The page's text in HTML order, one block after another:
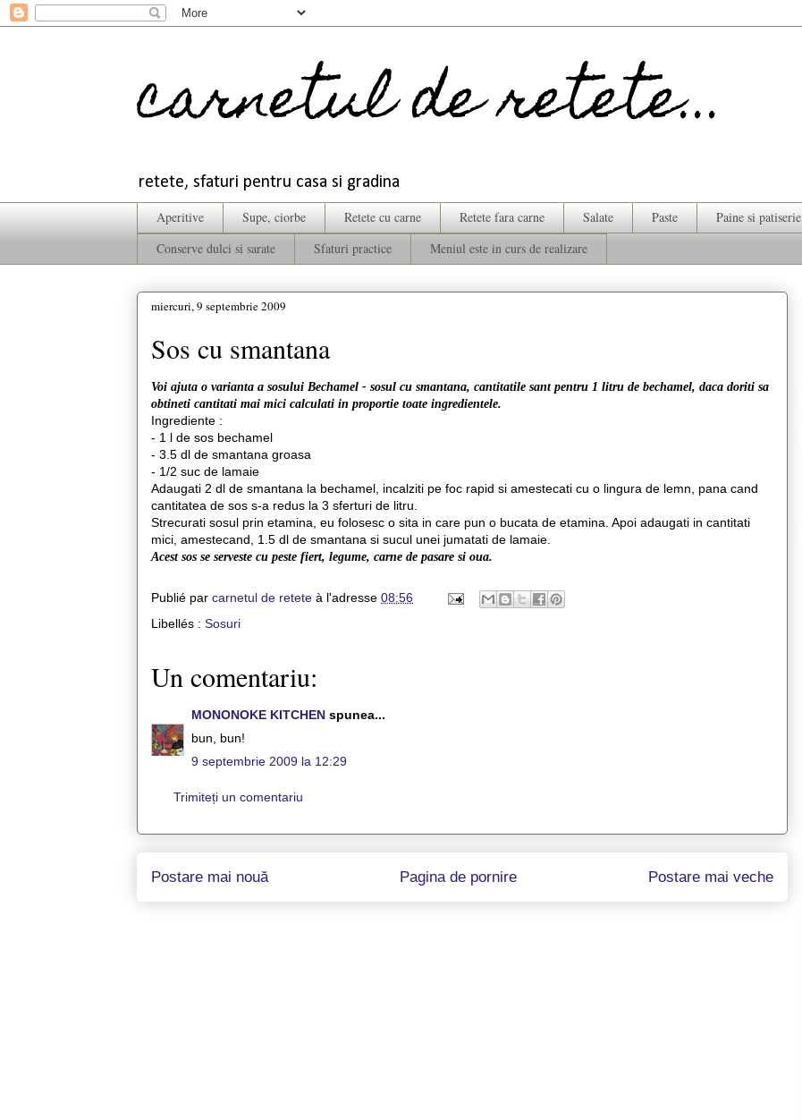
carnetul de retete...
retete, sfaturi pentru casa si gradina
Aperitive Supe, ciorbe Retete cu carne Retete fara carne Salate Paste Paine si patiserie
Conserve dulci si sarate
Sfaturi practice Meniul este in curs de realizare
miercuri, 9 septembrie 2009
Sos cu smantana
Voi ajuta o varianta a sosului Bechamel - sosul cu smantana, cantitatile sant pentru 1 litru de bechamel, daca doriti sa
obtineti cantitati mai mici calculati in proportie toate ingredientele.
Ingrediente :
- 1 l de sos bechamel
- 3.5 dl de smantana groasa
- 1/2 suc de lamaie
Adaugati 2 dl de smantana la bechamel, incalziti pe foc rapid si amestecati cu o lingura de lemn, pana cand
cantitatea de sos s-a redus la 3 sferturi de litru.
Strecurati sosul prin etamina, eu folosesc o sita in care pun o bucata de etamina. Apoi adaugati in cantitati
mici, amestecand, 1.5 dl de smantana si sucul unei jumatati de lamaie.
Acest sos se serveste cu peste fiert, legume, carne de pasare si oua.
Publié par carnetul de retete à l'adresse 08:56
Libellés : Sosuri
Un comentariu:
MONONOKE KITCHEN spunea...
bun, bun!
9 septembrie 2009 la 12:29
Trimiteți un comentariu
Postare mai nouă Postare mai veche
Pagina de pornire